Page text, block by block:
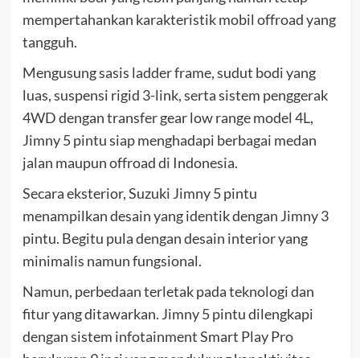
mempertahankan karakteristik mobil offroad yang
tangguh.
Mengusung sasis ladder frame, sudut bodi yang
luas, suspensi rigid 3-link, serta sistem penggerak
4WD dengan transfer gear low range model 4L,
Jimny 5 pintu siap menghadapi berbagai medan
jalan maupun offroad di Indonesia.
Secara eksterior, Suzuki Jimny 5 pintu
menampilkan desain yang identik dengan Jimny 3
pintu. Begitu pula dengan desain interior yang
minimalis namun fungsional.
Namun, perbedaan terletak pada teknologi dan
fitur yang ditawarkan. Jimny 5 pintu dilengkapi
dengan sistem infotainment Smart Play Pro